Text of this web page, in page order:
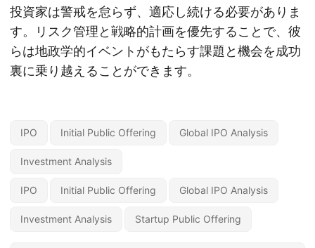
投資家は警戒を怠らず、適応し続ける必要がありま
す。リスク管理と戦略的計画を優先することで、彼
らは地政学的イベントがもたらす課題と機会を成功
裏に乗り越えることができます。
IPO Initial Public Offering Global IPO Analysis
Investment Analysis
IPO Initial Public Offering Global IPO Analysis
Investment Analysis Startup Public Offering